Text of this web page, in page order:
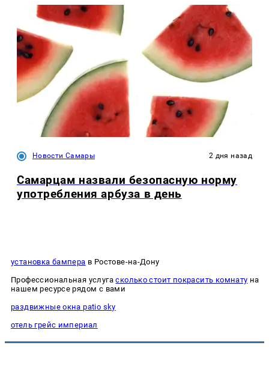
Новости Самары 2 дня назад
Самарцам назвали безопасную норму
употребления арбуза в день
установка бампера в Ростове-на-Дону
Профессиональная услугасколько стоит покрасить комнату на
нашем ресурсе рядом с вами
раздвижные окна patio sky
отель грейс империал